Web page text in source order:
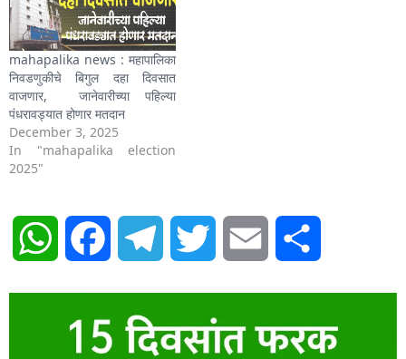
mahapalika news : महापालिका
निवडणुकीचे बिगुल दहा दिवसात
वाजणार, जानेवारीच्या पहिल्या
पंधरावड्यात होणार मतदान
December 3, 2025
In "mahapalika election
2025"
WhatsAppFacebook Telegram Twitter Email